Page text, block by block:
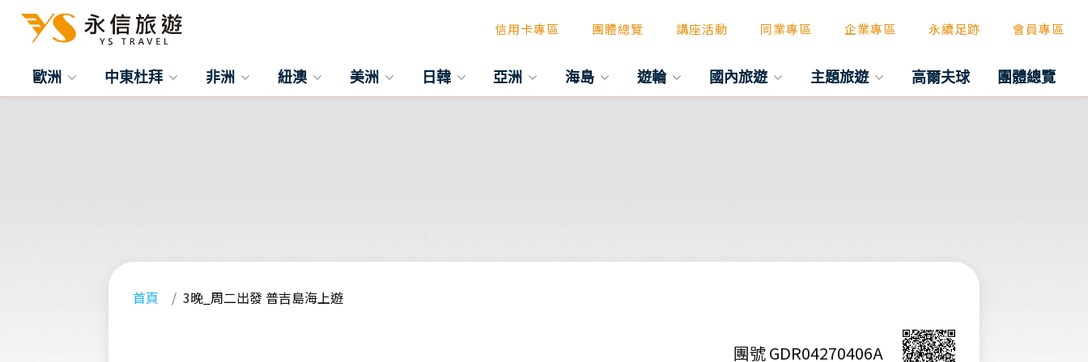
信用卡專區 團體總覽 講座活動 同業專區 企業專區 永續足跡 會員專區
歐洲 中東杜拜 非洲 紐澳 美洲 日韓 亞洲 海島 遊輪 國內旅遊 主題旅遊 高爾夫球 團體總覽
首頁 3晚_周二出發 普吉島海上遊
團號 GDR04270406A